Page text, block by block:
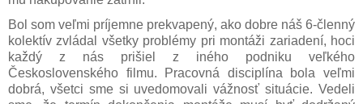
Bol som veľmi príjemne prekvapený, ako dobre náš 6-členný
kolektív zvládal všetky problémy pri montáži zariadení, hoci
každý z nás prišiel z iného podniku veľkého
Československého filmu. Pracovná disciplína bola veľmi
dobrá, všetci sme si uvedomovali vážnosť situácie. Vedeli